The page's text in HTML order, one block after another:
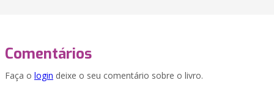
Comentários
Faça o login deixe o seu comentário sobre o livro.